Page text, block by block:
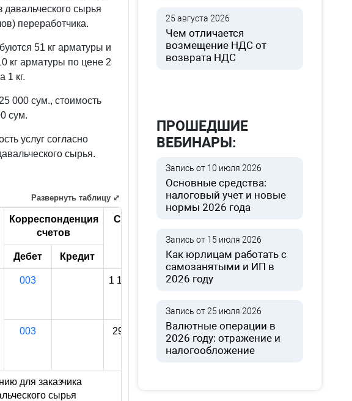
давальческого сырья
переработчика.
51 кг арматуры и
кг арматуры по цене 2
1 кг.
000 сум., стоимость
сум.
услуг согласно
сырья.
Корреспонденция
счетов
Сумма
Дебет Кредит
003 1 161 780
003 299 000
для заказчика
сырья
Развернуть таблицу ⤢
25 августа 2026
Чем отличается
возмещение НДС от
возврата НДС
ПРОШЕДШИЕ
ВЕБИНАРЫ:
Запись от 10 июля 2026
Основные средства:
налоговый учет и новые
нормы 2026 года
Запись от 15 июля 2026
Как юрлицам работать с
самозанятыми и ИП в
2026 году
Запись от 25 июля 2026
Валютные операции в
2026 году: отражение и
налогообложение